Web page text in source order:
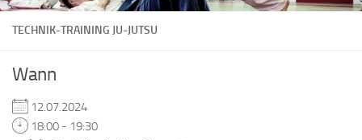
TECHNIK-TRAINING JU-JUTSU
Wann
12.07.2024
18:00 - 19:30